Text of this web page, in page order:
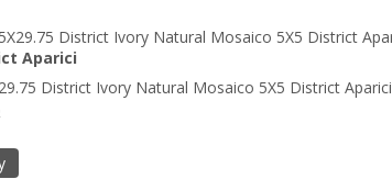
Aparici
District Ivory Natural Mosaico 5X5 District Aparici